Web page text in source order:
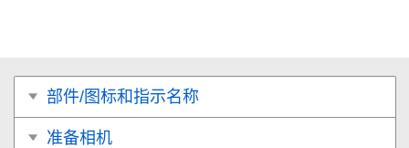
部件/图标和指示名称
准备相机